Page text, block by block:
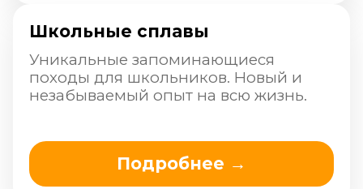
Наша команда
со стажем более 10-ти лет